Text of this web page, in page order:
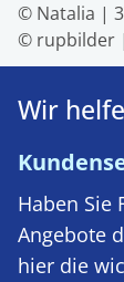
© Natalia |
© rupbilder
Wir
Haben Sie
Angebote
hier die